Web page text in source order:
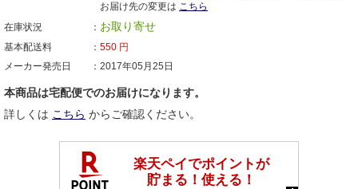
お届け先の変更は こちら
在庫状況
お取り寄せ
基本配送料 550 円
メーカー発売日
2017年05月25日
本商品は宅配便でのお届けになります。
詳しくは こちら からご確認ください。